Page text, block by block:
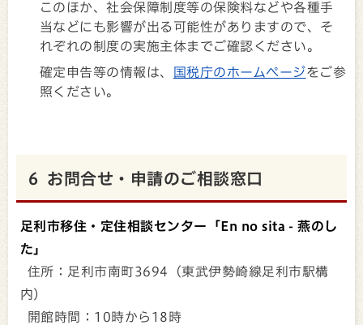
このほか、社会保障制度等の保険料などや各種手
当などにも影響が出る可能性がありますので、そ
れぞれの制度の実施主体までご確認ください。
確定申告等の情報は、
国税庁のホームページをご参
照ください。
6 お問合せ・申請のご相談窓口
足利市移住・定住相談センター「En no sita - 燕のし
た」
住所：足利市南町3694（東武伊勢崎線足利市駅構
内）
開館時間：10時から18時